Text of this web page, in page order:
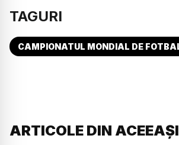
TAGURI
CAMPIONATUL MONDIAL DE
ARTICOLE DIN ACEEAȘI